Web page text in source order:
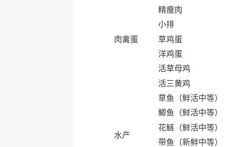
肉禽蛋
精瘦肉
小排
草鸡蛋
洋鸡蛋
活草母鸡
活三黄鸡
水产
草鱼（鲜活中等）
鲫鱼（鲜活中等）
花鲢（鲜活中等）
带鱼（新鲜中等）